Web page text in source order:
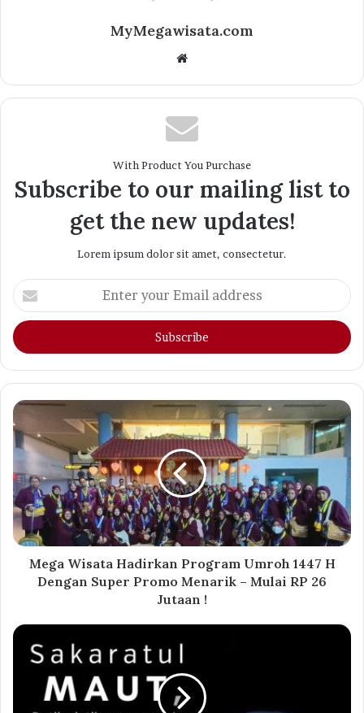
MyMegawisata.com
Website
With Product You Purchase
Subscribe to our mailing list to
get the new updates!
Lorem ipsum dolor sit amet, consectetur.
Enter
your
Email
address
Mega Wisata Hadirkan Program Umroh 1447 H
Dengan Super Promo Menarik – Mulai RP 26
Jutaan !